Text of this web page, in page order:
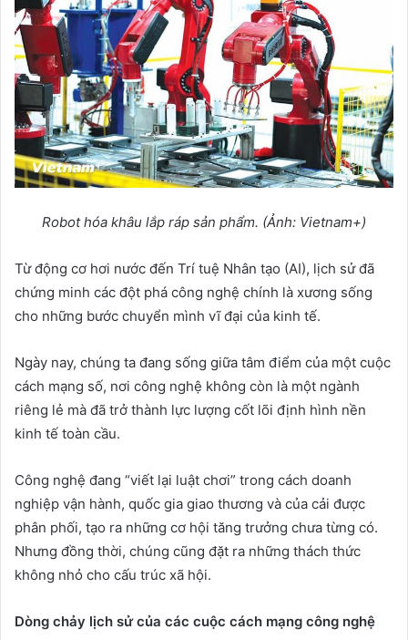
Robot hóa khâu lắp ráp sản phẩm. (Ảnh: Vietnam+)
Từ động cơ hơi nước đến Trí tuệ Nhân tạo (AI), lịch sử đã
chứng minh các đột phá công nghệ chính là xương sống
cho những bước chuyển mình vĩ đại của kinh tế.
Ngày nay, chúng ta đang sống giữa tâm điểm của một cuộc
cách mạng số, nơi công nghệ không còn là một ngành
riêng lẻ mà đã trở thành lực lượng cốt lõi định hình nền
kinh tế toàn cầu.
Công nghệ đang “viết lại luật chơi” trong cách doanh
nghiệp vận hành, quốc gia giao thương và của cải được
phân phối, tạo ra những cơ hội tăng trưởng chưa từng có.
Nhưng đồng thời, chúng cũng đặt ra những thách thức
không nhỏ cho cấu trúc xã hội.
Dòng chảy lịch sửcủa các cuộc cách mạng công nghệ